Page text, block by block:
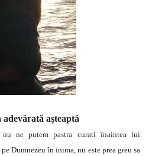
adevărată aşteaptă
ne putem pastra curati înaintea lui
Dumnezeu în inima, nu este prea greu sa